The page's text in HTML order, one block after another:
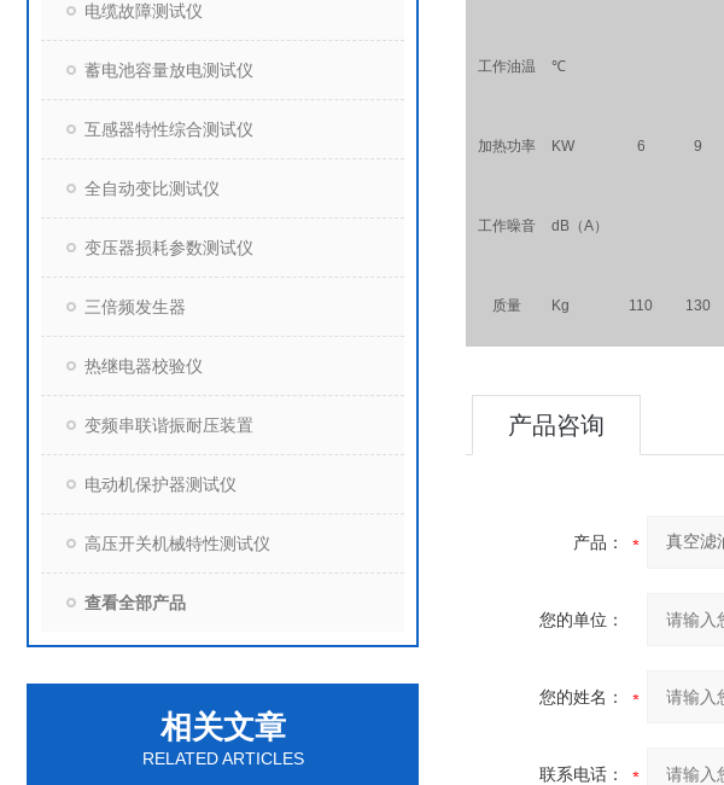
电缆故障测试仪
蓄电池容量放电测试仪
互感器特性综合测试仪
全自动变比测试仪
变压器损耗参数测试仪
三倍频发生器
热继电器校验仪
变频串联谐振耐压装置
电动机保护器测试仪
高压开关机械特性测试仪
查看全部产品
相关文章
RELATED ARTICLES
工作油温 ℃
加热功率 KW 6 9
工作噪音 dB（A）
质量 Kg 110 130
产品咨询
产品：
您的单位：
您的姓名：
联系电话：